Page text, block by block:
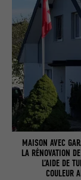
MAISON AVEC
LA RÉNOVATION
L’AIDE DE
COULEUR
UTILITÉ
EXPIRATION
NOM
FOURNISSEUR
EXPIRATION